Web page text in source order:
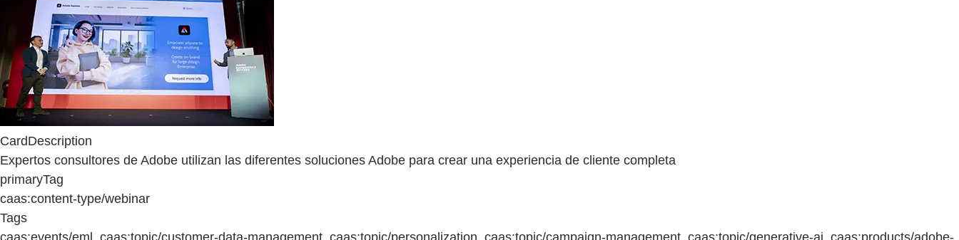
CardDescription
Expertos consultores de Adobe utilizan las diferentes soluciones Adobe para crear una experiencia de cliente completa
primaryTag
caas:content-type/webinar
Tags
caas:events/eml, caas:topic/customer-data-management, caas:topic/personalization, caas:topic/campaign-management, caas:topic/generative-ai, caas:products/adobe-